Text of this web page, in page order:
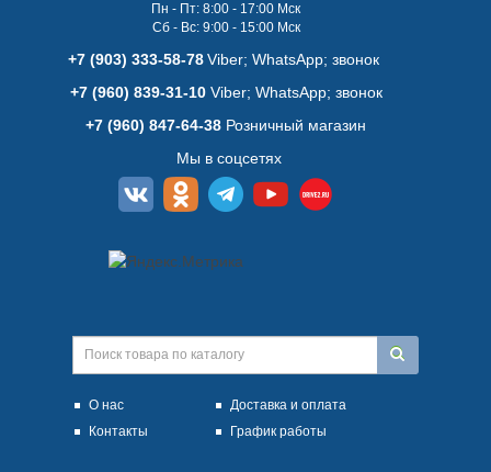
Пн - Пт: 8:00 - 17:00 Мск
Сб - Вс: 9:00 - 15:00 Мск
+7 (903) 333-58-78 Viber; WhatsАpp; звонок
+7 (960) 839-31-10Viber; WhatsАpp; звонок
+7 (960) 847-64-38 Розничный магазин
Мы в соцсетях
О нас
Доставка и оплата
Контакты
График работы